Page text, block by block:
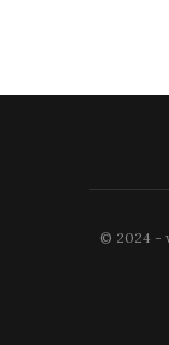
© 2024 -